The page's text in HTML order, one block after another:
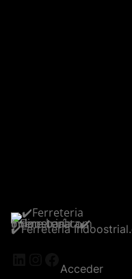
✔️Ferreteria
LinkedIn
Instagram
Facebook
Acceder